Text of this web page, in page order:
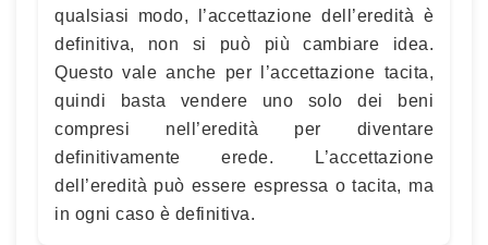
qualsiasi modo, l’accettazione dell’eredità è
definitiva, non si può più cambiare idea.
Questo vale anche per l’accettazione tacita,
quindi basta vendere uno solo dei beni
compresi nell’eredità per diventare
definitivamente erede. L’accettazione
dell’eredità può essere espressa o tacita, ma
in ogni caso è definitiva.